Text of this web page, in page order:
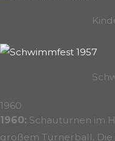
1960
1960: Schauturnen im
großem Turnerball. Die